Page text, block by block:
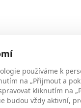
v severozápadní
z nejlepších 18ti
používáme k
na „Přijmout a
kliknutím na
budou vždy aktivní,